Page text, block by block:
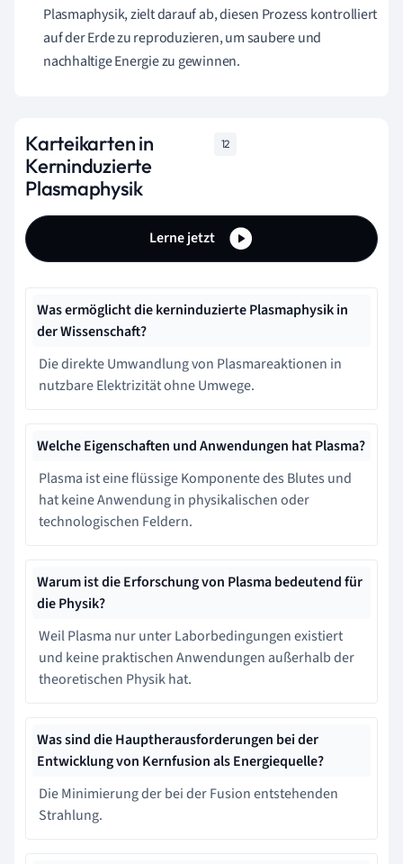
Plasmaphysik, zielt darauf ab, diesen Prozess kontrolliert
auf der Erde zu reproduzieren, um saubere und
nachhaltige Energie zu gewinnen.
Karteikarten in
Kerninduzierte
Plasmaphysik
12
Lerne jetzt
Was ermöglicht die kerninduzierte Plasmaphysik in
der Wissenschaft?
Die direkte Umwandlung von Plasmareaktionen in
nutzbare Elektrizität ohne Umwege.
Welche Eigenschaften und Anwendungen hat Plasma?
Plasma ist eine flüssige Komponente des Blutes und
hat keine Anwendung in physikalischen oder
technologischen Feldern.
Warum ist die Erforschung von Plasma bedeutend für
die Physik?
Weil Plasma nur unter Laborbedingungen existiert
und keine praktischen Anwendungen außerhalb der
theoretischen Physik hat.
Was sind die Hauptherausforderungen bei der
Entwicklung von Kernfusion als Energiequelle?
Die Minimierung der bei der Fusion entstehenden
Strahlung.